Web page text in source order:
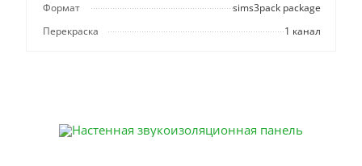
Формат
sims3pack package
Перекраска
1 канал